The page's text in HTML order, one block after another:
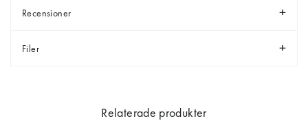
Recensioner
Filer
Relaterade produkter